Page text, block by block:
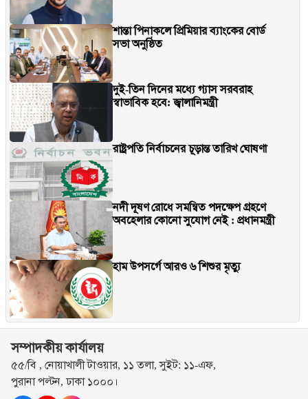
শান্তা পিনাকলে প্রিমিয়ার ব্যাংকের বোর্ড
সভা অনুষ্ঠিত
দুই-তিন দিনের মধ্যে গ্যাস সরবরাহ
স্বাভাবিক হবে: জ্বালানিমন্ত্রী
রাষ্ট্রপতি নির্বাচনের চূড়ান্ত তারিখ ঘোষণা
নদী দূষণ রোধে সমন্বিত পদক্ষেপ গ্রহণে
অবহেলার কোনো সুযোগ নেই : প্রধানমন্ত্রী
হাম উপসর্গে আরও ৬ শিশুর মৃত্যু
সম্পাদকীয় কার্যালয়
৫৫/বি , নোয়াখালী টাওয়ার, ১১ তলা, সুইট: ১১-এফ,
পুরানা পল্টন, ঢাকা ১০০০।